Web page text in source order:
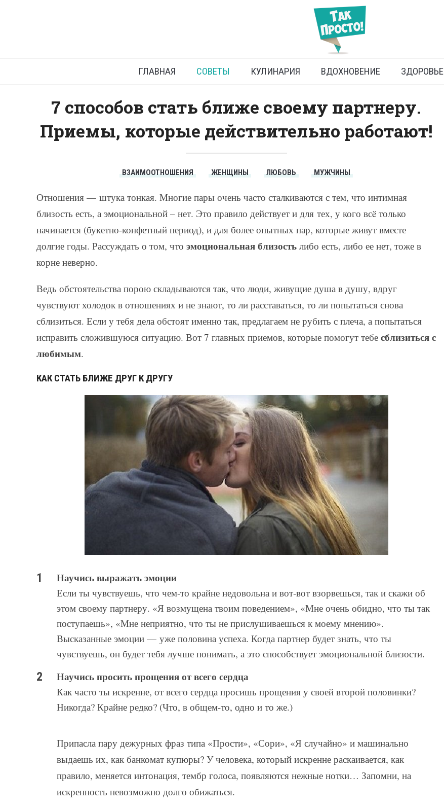
7 способов стать ближе
ГЛАВНАЯ СОВЕТЫ КУЛИНАРИЯ ВДОХНОВЕНИЕ ЗДОРОВЬЕ
7 способов стать ближе своему партнеру.
Приемы, которые действительно работают!
ВЗАИМООТНОШЕНИЯ ЖЕНЩИНЫ ЛЮБОВЬ МУЖЧИНЫ
Отношения — штука тонкая. Многие пары очень часто сталкиваются с тем, что интимная
близость есть, а эмоциональной – нет. Это правило действует и для тех, у кого всë только
начинается (букетно-конфетный период), и для более опытных пар, которые живут вместе
долгие годы. Рассуждать о том, что эмоциональная близость либо есть, либо ее нет, тоже в
корне неверно.
Ведь обстоятельства порою складываются так, что люди, живущие душа в душу, вдруг
чувствуют холодок в отношениях и не знают, то ли расставаться, то ли попытаться снова
сблизиться. Если у тебя дела обстоят именно так, предлагаем не рубить с плеча, а попытаться
исправить сложившуюся ситуацию. Вот 7 главных приемов, которые помогут тебе сблизиться с
любимым.
КАК СТАТЬ БЛИЖЕ ДРУГ К ДРУГУ
Научись выражать эмоции
Если ты чувствуешь, что чем-то крайне недовольна и вот-вот взорвешься, так и скажи об
этом своему партнеру. «Я возмущена твоим поведением», «Мне очень обидно, что ты так
поступаешь», «Мне неприятно, что ты не прислушиваешься к моему мнению».
Высказанные эмоции — уже половина успеха. Когда партнер будет знать, что ты
чувствуешь, он будет тебя лучше понимать, а это способствует эмоциональной близости.
Научись просить прощения от всего сердца
Как часто ты искренне, от всего сердца просишь прощения у своей второй половинки?
Никогда? Крайне редко? (Что, в общем-то, одно и то же.)
Припасла пару дежурных фраз типа «Прости», «Сори», «Я случайно» и машинально
выдаешь их, как банкомат купюры? У человека, который искренне раскаивается, как
правило, меняется интонация, тембр голоса, появляются нежные нотки… Запомни, на
искренность невозможно долго обижаться.